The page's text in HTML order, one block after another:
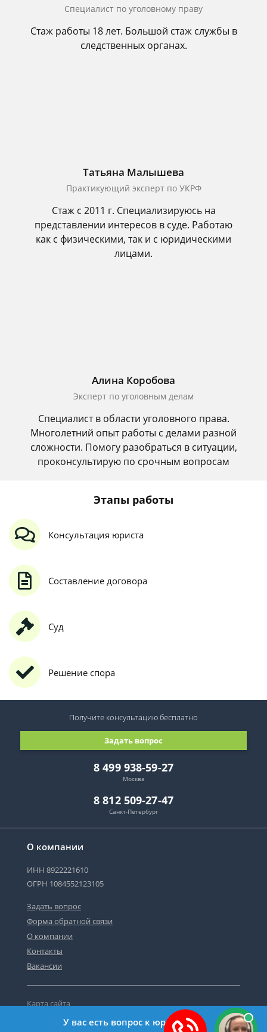
Cпециалист по уголовному праву
Стаж работы 18 лет. Большой стаж службы в
следственных органах.
Татьяна Малышева
Практикующий эксперт по УКРФ
Стаж с 2011 г. Специализируюсь на
представлении интересов в суде. Работаю
как с физическими, так и с юридическими
лицами.
Алина Коробова
Эксперт по уголовным делам
Специалист в области уголовного права.
Многолетний опыт работы с делами разной
сложности. Помогу разобраться в ситуации,
проконсультирую по срочным вопросам
Этапы работы
Консультация юриста
Составление договора
Суд
Решение спора
О компании
ИНН 8922221610
ОГРН 1084552123105
Задать вопрос
Форма обратной связи
О компании
Контакты
Вакансии
Карта сайта
Политика персональных данных
8 499 938-59-27
Москва
8 812 509-27-47
Санкт-Петербург
Задать вопрос
Получите консультациюбесплатно
У вас есть вопрос к юристу?